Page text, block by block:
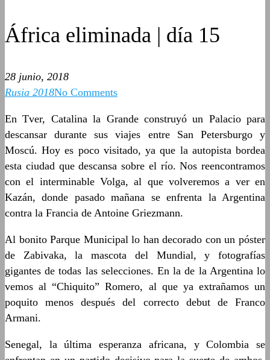
África eliminada | día 15
28 junio, 2018
Rusia 2018No Comments
En Tver, Catalina la Grande construyó un Palacio para
descansar durante sus viajes entre San Petersburgo y
Moscú. Hoy es poco visitado, ya que la autopista bordea
esta ciudad que descansa sobre el río. Nos reencontramos
con el interminable Volga, al que volveremos a ver en
Kazán, donde pasado mañana se enfrenta la Argentina
contra la Francia de Antoine Griezmann.
Al bonito Parque Municipal lo han decorado con un póster
de Zabivaka, la mascota del Mundial, y fotografías
gigantes de todas las selecciones. En la de la Argentina lo
vemos al “Chiquito” Romero, al que ya extrañamos un
poquito menos después del correcto debut de Franco
Armani.
Senegal, la última esperanza africana, y Colombia se